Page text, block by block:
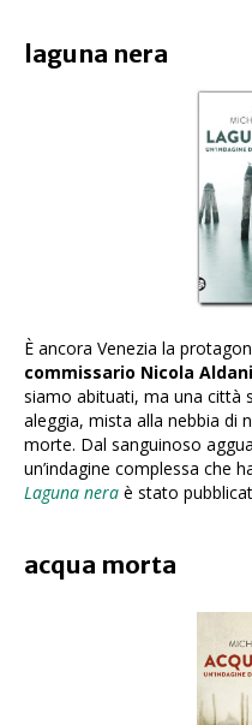
laguna nera
È ancora Venezia la
commissario Nicola Aldani
siamo abituati, ma una città
aleggia, mista alla nebbia di
morte. Dal sanguinoso
un’indagine complessa che
Laguna nera è stato
acqua morta